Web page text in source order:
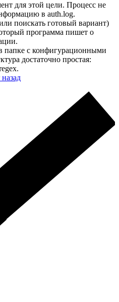
для этой цели. Процесс не
в auth.log.
поискать готовый вариант)
программа пишет о
с конфигурационными
достаточно простая:
назад